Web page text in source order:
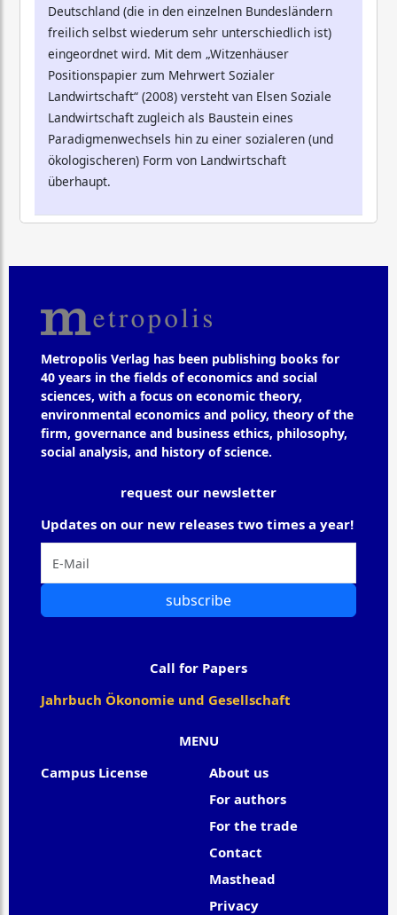
Deutschland (die in den einzelnen Bundesländern
freilich selbst wiederum sehr unterschiedlich ist)
eingeordnet wird. Mit dem „Witzenhäuser
Positionspapier zum Mehrwert Sozialer
Landwirtschaft“ (2008) versteht van Elsen Soziale
Landwirtschaft zugleich als Baustein eines
Paradigmenwechsels hin zu einer sozialeren (und
ökologischeren) Form von Landwirtschaft
überhaupt.
Metropolis Verlag has been publishing books for
40 years in the fields of economics and social
sciences, with a focus on economic theory,
environmental economics and policy, theory of the
firm, governance and business ethics, philosophy,
social analysis, and history of science.
MENU
Campus License
About us
For authors
For the trade
Contact
Masthead
Privacy
request our newsletter
Updates on our new releases two times a year!
subscribe
Call for Papers
Jahrbuch Ökonomie und Gesellschaft